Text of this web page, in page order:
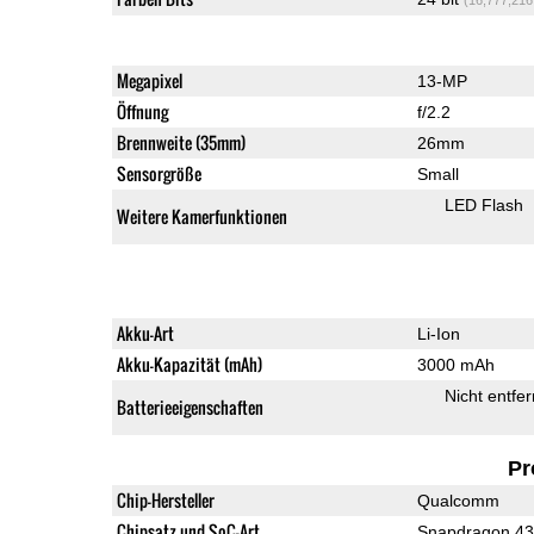
Megapixel 13-MP
Öffnung f/2.2
Brennweite (35mm) 26mm
Sensorgröße Small
Weitere Kamerfunktionen LED Flash
Akku-Art Li-Ion
Akku-Kapazität (mAh) 3000 mAh
Batterieeigenschaften Nicht
Chip-Hersteller Qualcomm